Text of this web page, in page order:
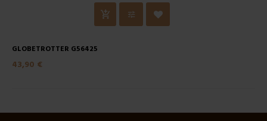
GLOBETROTTER G56425
43,90 €